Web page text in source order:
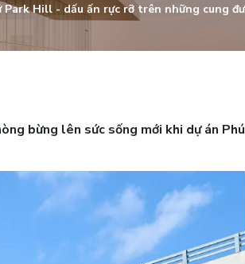
Park Hill - dấu ấn rực rỡ trên những cung
bừng lên sức sống mới khi dự án Phú